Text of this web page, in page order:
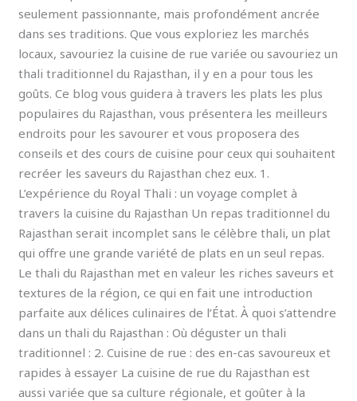
seulement passionnante, mais profondément ancrée
dans ses traditions. Que vous exploriez les marchés
locaux, savouriez la cuisine de rue variée ou savouriez un
thali traditionnel du Rajasthan, il y en a pour tous les
goûts. Ce blog vous guidera à travers les plats les plus
populaires du Rajasthan, vous présentera les meilleurs
endroits pour les savourer et vous proposera des
conseils et des cours de cuisine pour ceux qui souhaitent
recréer les saveurs du Rajasthan chez eux. 1.
L’expérience du Royal Thali : un voyage complet à
travers la cuisine du Rajasthan Un repas traditionnel du
Rajasthan serait incomplet sans le célèbre thali, un plat
qui offre une grande variété de plats en un seul repas.
Le thali du Rajasthan met en valeur les riches saveurs et
textures de la région, ce qui en fait une introduction
parfaite aux délices culinaires de l’État. À quoi s’attendre
dans un thali du Rajasthan : Où déguster un thali
traditionnel : 2. Cuisine de rue : des en-cas savoureux et
rapides à essayer La cuisine de rue du Rajasthan est
aussi variée que sa culture régionale, et goûter à la